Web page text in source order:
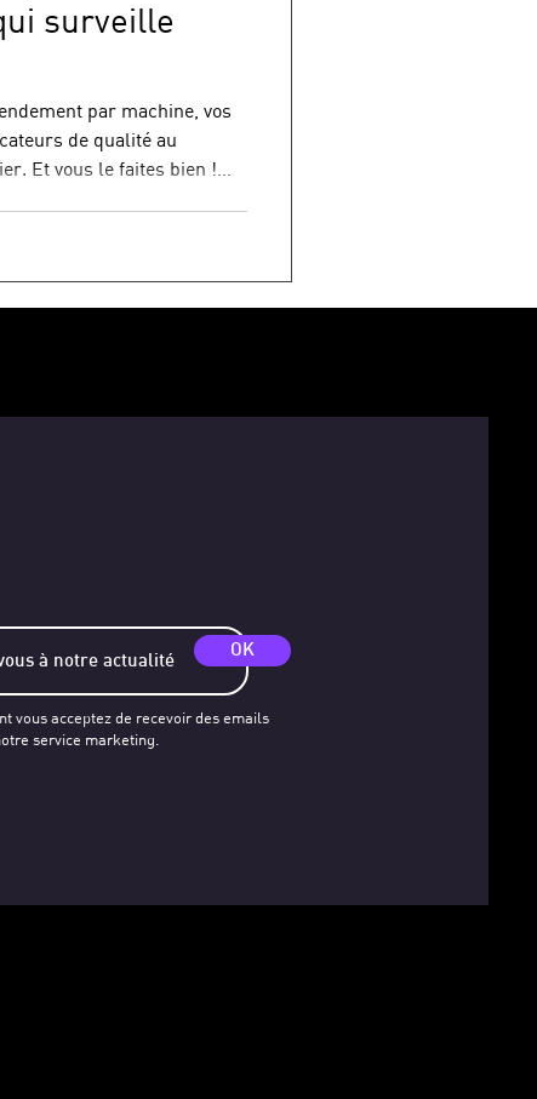
surveille
par machine, vos
de qualité au
Et vous le faites bien !
venir. Des liaisons qui
jour où elles ne tiennent
: une coupure au mauvais
OK
vous acceptez de recevoir des emails
service marketing.